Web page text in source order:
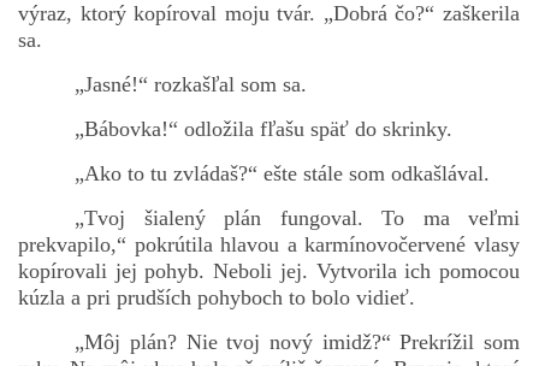
výraz, ktorý kopíroval moju tvár. „Dobrá čo?“ zaškerila
sa.
„Jasné!“ rozkašľal som sa.
„Bábovka!“ odložila fľašu späť do skrinky.
„Ako to tu zvládaš?“ ešte stále som odkašlával.
„Tvoj šialený plán fungoval. To ma veľmi
prekvapilo,“ pokrútila hlavou a karmínovočervené vlasy
kopírovali jej pohyb. Neboli jej. Vytvorila ich pomocou
kúzla a pri prudších pohyboch to bolo vidieť.
„Môj plán? Nie tvoj nový imidž?“ Prekrížil som